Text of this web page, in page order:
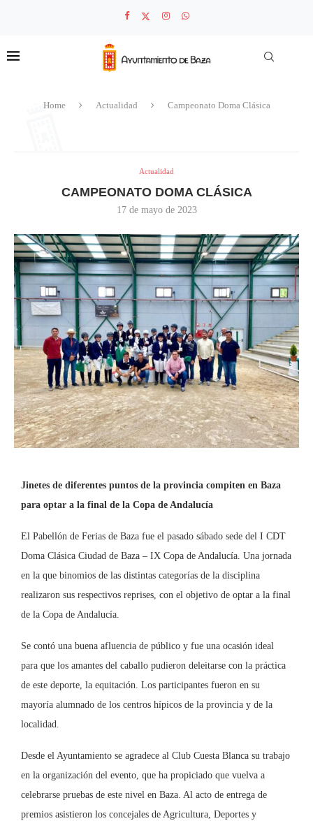
Home Actualidad Campeonato Doma Clásica
Actualidad
CAMPEONATO DOMA CLÁSICA
17 de mayo de 2023
Jinetes de diferentes puntos de la provincia compiten en Baza
para optar a la final de la Copa de Andalucía
El Pabellón de Ferias de Baza fue el pasado sábado sede del I CDT
Doma Clásica Ciudad de Baza – IX Copa de Andalucía. Una jornada
en la que binomios de las distintas categorías de la disciplina
realizaron sus respectivos reprises, con el objetivo de optar a la final
de la Copa de Andalucía.
Se contó una buena afluencia de público y fue una ocasión ideal
para que los amantes del caballo pudieron deleitarse con la práctica
de este deporte, la equitación. Los participantes fueron en su
mayoría alumnado de los centros hípicos de la provincia y de la
localidad.
Desde el Ayuntamiento se agradece al Club Cuesta Blanca su trabajo
en la organización del evento, que ha propiciado que vuelva a
celebrarse pruebas de este nivel en Baza. Al acto de entrega de
premios asistieron los concejales de Agricultura, Deportes y